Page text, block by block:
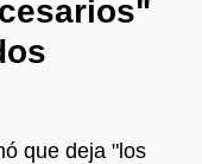
que deja "los